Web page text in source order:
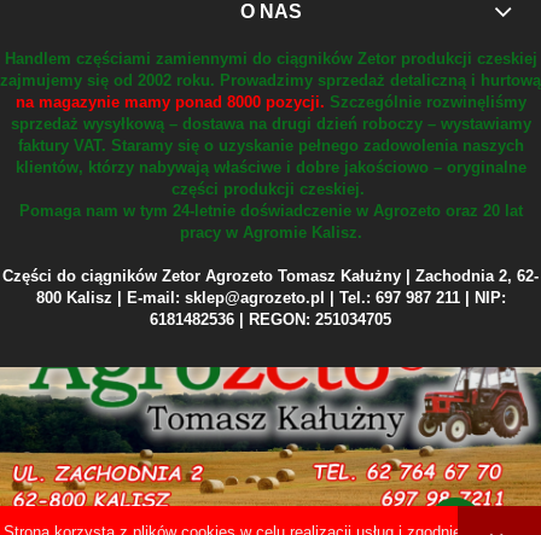
O NAS
Handlem częściami zamiennymi do ciągników Zetor produkcji czeskiej
zajmujemy się od 2002 roku. Prowadzimy sprzedaż detaliczną i hurtową
na magazynie mamy ponad 8000 pozycji. Szczególnie rozwinęliśmy
sprzedaż wysyłkową – dostawa na drugi dzień roboczy – wystawiamy
faktury VAT. Staramy się o uzyskanie pełnego zadowolenia naszych
klientów, którzy nabywają właściwe i dobre jakościowo – oryginalne
części produkcji czeskiej.
Pomaga nam w tym 24-letnie doświadczenie w Agrozeto oraz 20 lat
pracy w Agromie Kalisz.
Części do ciągników Zetor Agrozeto Tomasz Kałużny | Zachodnia 2, 62-
800 Kalisz | E-mail: sklep@agrozeto.pl | Tel.: 697 987 211 | NIP:
6181482536 | REGON: 251034705